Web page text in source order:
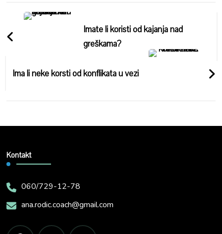
Post
Navigation
Imate li koristi od kajanja nad
greškama?
Ima li neke korsti od konflikata u vezi
Kontakt
060/729-12-78
ana.rodic.coach@gmail.com